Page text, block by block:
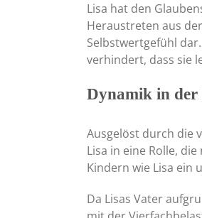
Lisa hat den
Heraustreten aus
Selbstwertgefühl
verhindert, dass sie
Dynamik in der
Ausgelöst durch die
Lisa in eine Rolle,
Kindern wie Lisa ein
Da Lisas Vater